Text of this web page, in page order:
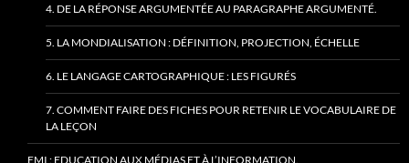
4. DE LA RÉPONSE ARGUMENTÉE AU PARAGRAPHE ARGUMENTÉ.
5. LA MONDIALISATION : DÉFINITION, PROJECTION, ÉCHELLE
6. LE LANGAGE CARTOGRAPHIQUE : LES FIGURÉS
7. COMMENT FAIRE DES FICHES POUR RETENIR LE VOCABULAIRE DE
LA LEÇON
EMI : EDUCATION AUX MÉDIAS ET À L’INFORMATION.